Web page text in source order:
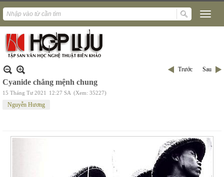
Trước Sau
Cyanide chẳng mệnh chung
15 Tháng Tư 2021 12:27 SA (Xem: 35227)
Nguyễn Hương